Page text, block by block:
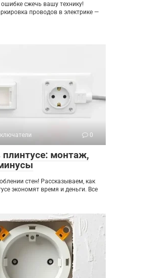
сжечь вашу технику!
проводов в электрике —
0
плинтусе: монтаж,
стен! Рассказываем, как
экономят время и деньги. Все